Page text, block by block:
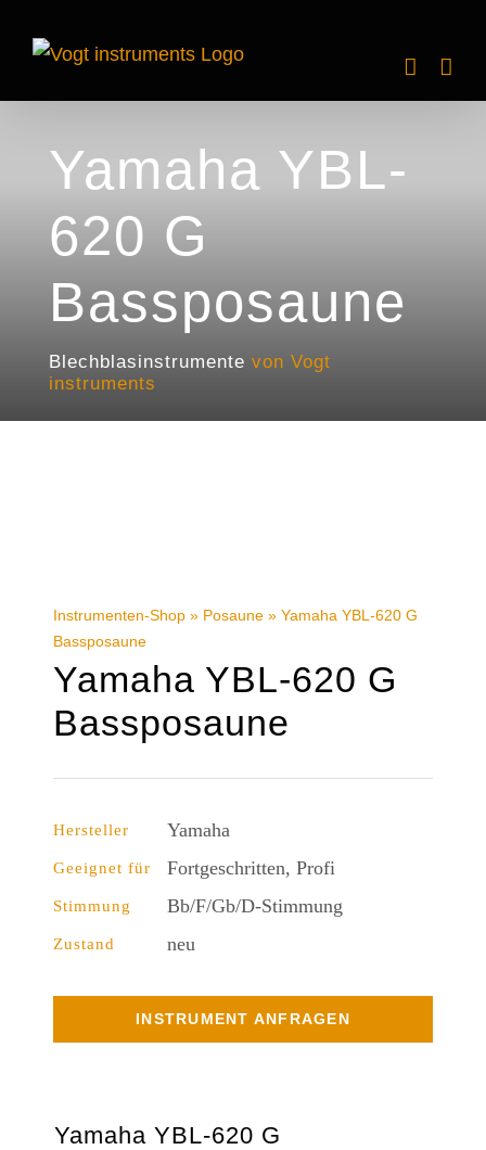
Inhalt
Yamaha YBL-
620 G
Bassposaune
Blechblasinstrumente von Vogt
instruments
Instrumenten-Shop » Posaune »Yamaha YBL-620 G
Bassposaune
Yamaha YBL-620 G
Bassposaune
Hersteller Yamaha
Geeignet für Fortgeschritten, Profi
Stimmung Bb/F/Gb/D-Stimmung
Zustand neu
INSTRUMENT ANFRAGEN
Yamaha YBL-620 G